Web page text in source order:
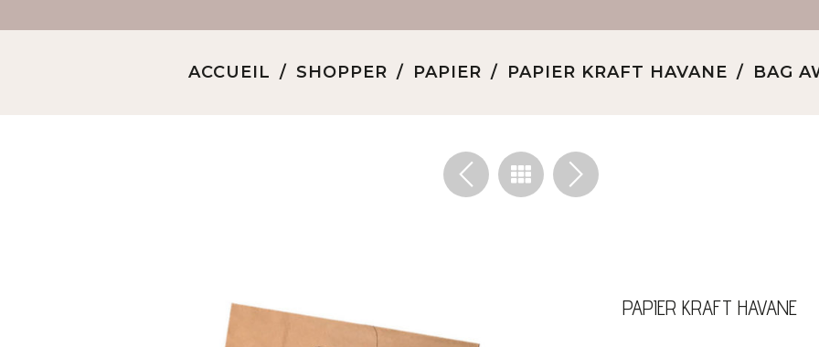
ACCUEIL SHOPPER PAPIER PAPIER KRAFT HAVANE BAG
< >
PAPIER KRAFT HAVANE